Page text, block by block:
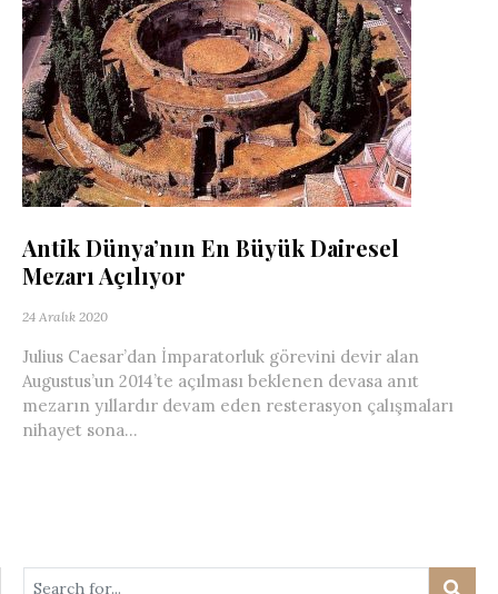
Antik Dünya’nın En Büyük Dairesel
Mezarı Açılıyor
24 Aralık 2020
Julius Caesar’dan İmparatorluk görevini devir alan
Augustus’un 2014’te açılması beklenen devasa anıt
mezarın yıllardır devam eden resterasyon çalışmaları
nihayet sona...